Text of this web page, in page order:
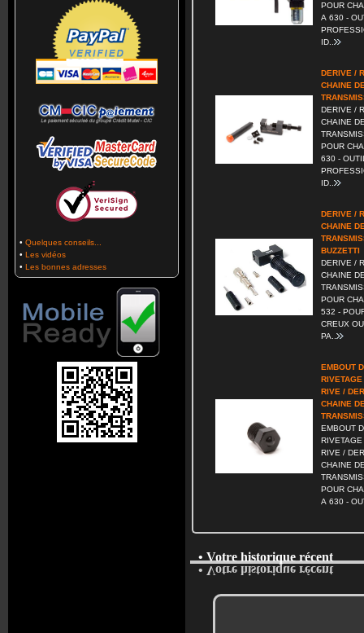
• Quelques conseils...
• Les vidéos
• Les bonnes adresses
POUR
A 630 -
ID..
DERIVE /
CHAINE
DERIVE /
CHAINE
POUR
630 -
ID..
DERIVE /
CHAINE
BUZZETTI
DERIVE /
CHAINE
POUR
532 -
CREUX
PA..
EMBOUT
RIVE /
CHAINE
EMBOUT
RIVE /
CHAINE
POUR
A 630 -
• Votre historique récent
• Votre historique récent